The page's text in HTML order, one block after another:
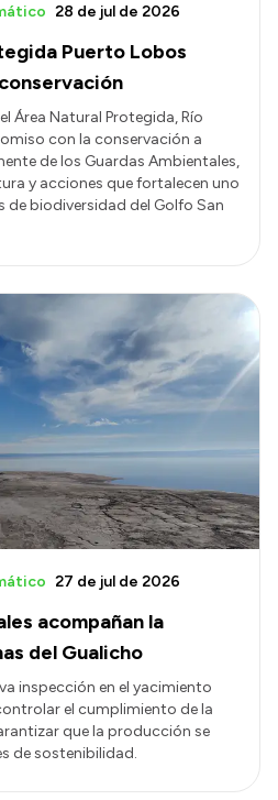
Puerto Lobos
28 de jul de 2026
Área Natural Protegida, Río
con la conservación a
de los Guardas Ambientales,
y acciones que fortalecen uno
de biodiversidad del Golfo San
acompañan la
del Gualicho
27 de jul de 2026
inspección en el yacimiento
el cumplimiento de la
que la producción se
de sostenibilidad.